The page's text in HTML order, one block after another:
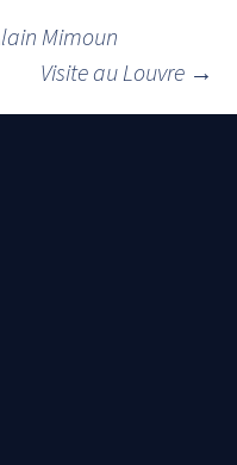
articles
Mimoun
Visite au Louvre →